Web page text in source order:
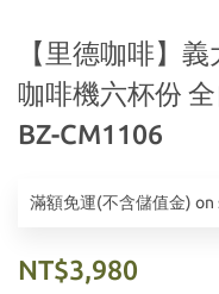
【里德咖啡】
咖啡機六杯份
BZ-CM1106
滿額免運(不含儲值金)
NT$3,980